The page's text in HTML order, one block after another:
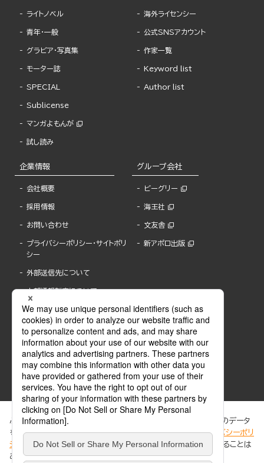
ライトノベル
青年・一般
グラビア・写真集
モーター誌
SPECIAL
Sublicense
マンガよもんが
試し読み
海外ライセンシー
公式SNSアカウント
作家一覧
Keyword list
Author list
企業情報
会社概要
採用情報
お問い合わせ
プライバシーポリシー・サイトポリ
シー
外部送信先について
内部通報制度について
グループ会社
ビーグリー
海王社
文友舎
新アポロ出版
ABJマークは、この電子書店・電子書籍配信サービスが、著作権者からコンテンツ使用許諾を
得た正規版配信サービスであることを示す登録商標(登録番号 第6091713号)です。
ぶんか社が運営するサイトでは、利便性向上のためにCookie等のデータ
を使用しています。 当社のCookieについての詳細は、「プライバシーポリ
シー
」をご覧ください。当サイトでは、訪問者の個人情報を追跡することは
ありません。